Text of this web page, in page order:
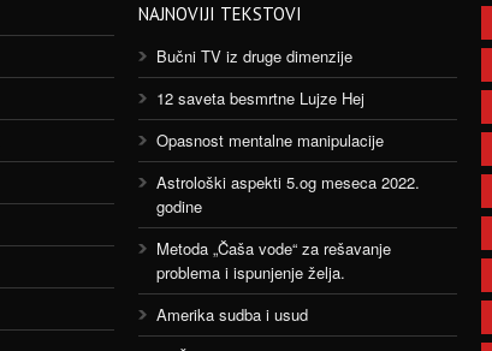
NAJNOVIJI TEKSTOVI
Bučni TV iz druge dimenzije
12 saveta besmrtne Lujze Hej
Opasnost mentalne manipulacije
Astrološki aspekti 5.og meseca 2022.
godine
Metoda „Čaša vode“ za rešavanje
problema i ispunjenje želja.
Amerika sudba i usud